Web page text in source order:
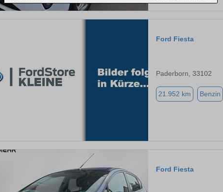
Ford Fiesta
Paderborn, 33102
21.952 km Benzin
Ford Fiesta